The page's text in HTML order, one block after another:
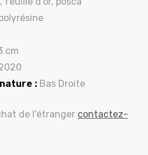
cm
: Bas Droite
de l’étranger contactez-